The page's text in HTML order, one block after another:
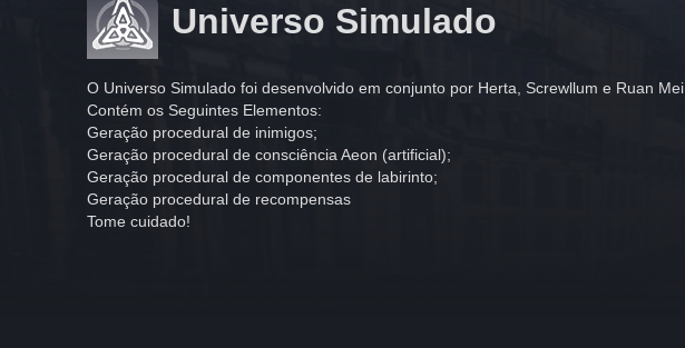
Universo Simulado
O Universo Simulado foi desenvolvido em conjunto por Herta, Screwllum e Ruan Mei.
Contém os Seguintes Elementos:
Geração procedural de inimigos;
Geração procedural de consciência Aeon (artificial);
Geração procedural de componentes de labirinto;
Geração procedural de recompensas
Tome cuidado!